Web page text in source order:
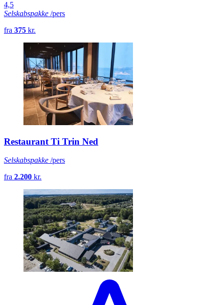
4,5
Selskabspakke /pers
fra 375 kr.
Restaurant Ti Trin Ned
Selskabspakke /pers
fra 2.200 kr.